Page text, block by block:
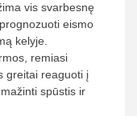
vis svarbesnę
eismo
kelyje.
remiasi
greitai reaguoti į
spūstis ir